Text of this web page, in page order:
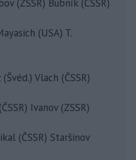
(ZSSR) Bubník (ČSSR)
(USA) T.
Vlach (ČSSR)
Ivanov (ZSSR)
(ČSSR) Staršinov